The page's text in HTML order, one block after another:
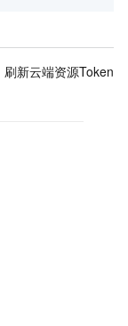
刷新云端资源Token